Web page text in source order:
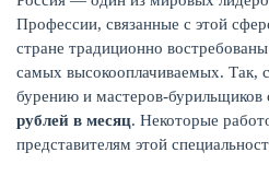
Профессии, связанные с этой
стране традиционно
самых высокооплачиваемых. Так,
бурению и мастеров-бурильщиков
рублей в месяц. Некоторые
представителям этой